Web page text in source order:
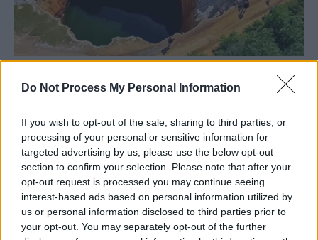
Do Not Process My Personal Information
If you wish to opt-out of the sale, sharing to third parties, or
processing of your personal or sensitive information for
targeted advertising by us, please use the below opt-out
section to confirm your selection. Please note that after your
opt-out request is processed you may continue seeing
interest-based ads based on personal information utilized by
us or personal information disclosed to third parties prior to
your opt-out. You may separately opt-out of the further